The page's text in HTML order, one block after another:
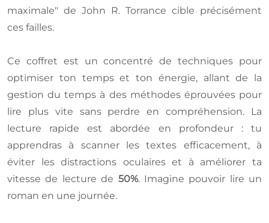
maximale" de John R. Torrance cible précisément
ces failles.
Ce coffret est un concentré de techniques pour
optimiser ton temps et ton énergie, allant de la
gestion du temps à des méthodes éprouvées pour
lire plus vite sans perdre en compréhension. La
lecture rapide est abordée en profondeur : tu
apprendras à scanner les textes efficacement, à
éviter les distractions oculaires et à améliorer ta
vitesse de lecture de 50%. Imagine pouvoir lire un
roman en une journée.